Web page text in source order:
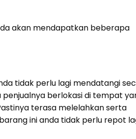
akan mendapatkan beberapa
tidak perlu lagi mendatangi
penjualnya berlokasi di tempat
terasa melelahkan serta
ini anda tidak perlu repot